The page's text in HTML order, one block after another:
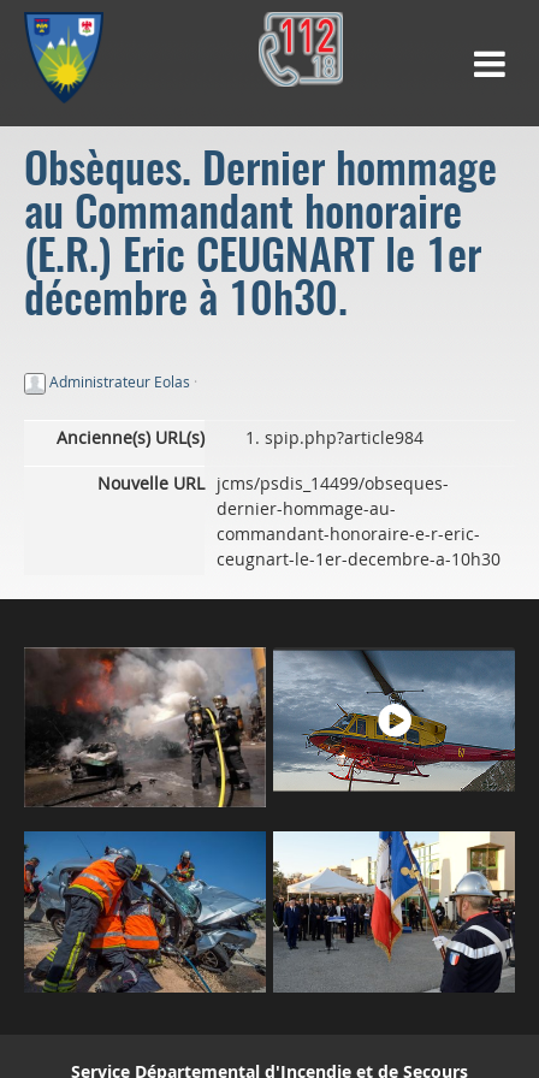
Obsèques. Dernier hommage
au Commandant honoraire
(E.R.) Eric CEUGNART le 1er
décembre à 10h30.
Administrateur Eolas ·
Ancienne(s) URL(s)
spip.php?article984
Nouvelle URL jcms/psdis_14499/obseques-
dernier-hommage-au-
commandant-honoraire-e-r-eric-
ceugnart-le-1er-decembre-a-10h30
Service Départemental d'Incendie et de Secours